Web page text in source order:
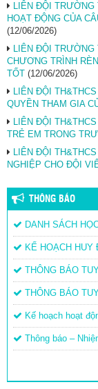
LIÊN ĐỘI TRƯỜNG
HOẠT ĐỘNG CỦA
(12/06/2026)
LIÊN ĐỘI TRƯỜNG
CHƯƠNG TRÌNH
TỐT (12/06/2026)
LIÊN ĐỘI
QUYỀN THAM GIA
LIÊN ĐỘI
TRẺ EM TRONG
LIÊN ĐỘI
NGHIỆP CHO ĐỘI
THÔNG BÁO
DANH SÁCH
KẾ HOẠCH HUY
THÔNG BÁO
THÔNG BÁO
Kế hoạch hoạt
Thông báo –